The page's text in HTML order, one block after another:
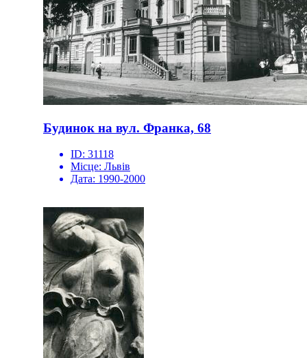
Будинок на вул. Франка, 68
ID: 31118
Місце: Львів
Дата: 1990-2000